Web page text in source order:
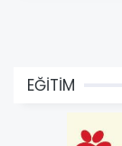
EĞİTİM